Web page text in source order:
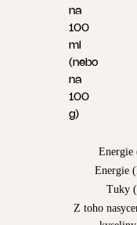
na
100
ml
(nebo
na
100
g)
Energie
Energie
Tuky
Z toho